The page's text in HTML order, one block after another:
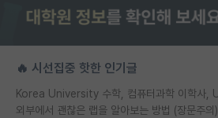
🔥 시선집중 핫한 인기글
외부에서 괜찮은 랩을 알아보는 방법 (장문주의)